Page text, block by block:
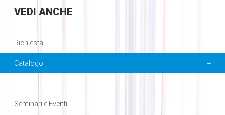
VEDI ANCHE
Richiesta
Catalogo
Seminari e Eventi